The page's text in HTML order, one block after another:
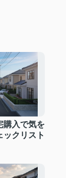
購入で気を
ックリスト